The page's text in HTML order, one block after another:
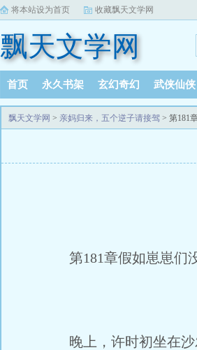
将本站设为首页 收藏飘天文学网
飘天文学网
首页 永久书架 玄幻奇幻 武侠仙侠
飘天文学网 > 亲妈归来，五个逆子请接驾 > 第181
第181章假如崽崽们
晚上，许时初坐在沙